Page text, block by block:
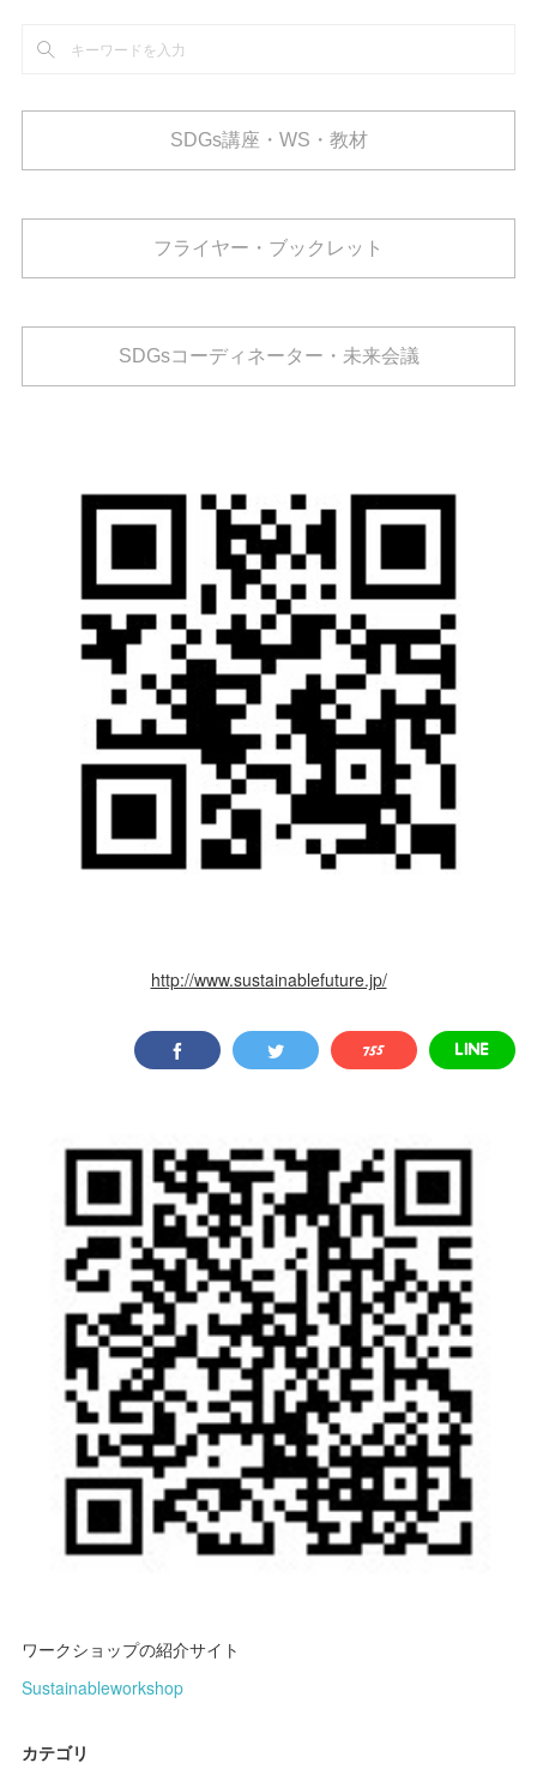
SDGs講座・WS・教材
フライヤー・ブックレット
SDGsコーディネーター・未来会議
http://www.sustainablefuture.jp/
ワークショップの紹介サイト
Sustainableworkshop
カテゴリ